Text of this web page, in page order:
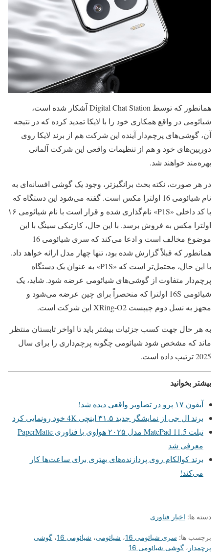
همانطور که توسط Digital Chat Station آشکار شده است،
شیائومی در واقع همکاری خود را با لایکا تمدید کرده که در نتیجه
آن، گوشی‌های پرچم‌دار آینده این شرکت هم از برند لایکا روی
دوربین‌های خود و هم از تنظیمات واقعی این شرکت آلمانی
بهره‌مند خواهند شد.
در هر صورت، نکته بحث‌ برانگیزتر، وجود یک گوشی افسانه‌ای به
نام شیائومی 16 اولترا مکس است. گفته می‌شود این دستگاه که
با کد داخلی «P1S» نام‌گذاری شده و قرار است با نام شیائومی ۱۶
اولترا مکس به فروش برسد. با این حال، کارتیکی سینگ با این
موضوع مخالف است و ادعا می‌کند که سری شیائومی 16
همانطور که قبلاً گزارش شده بود، تنها چهار مدل ارائه خواهد داد.
با این حال، محتمل‌تر است که «P1S» به عنوان یک دستگاه
پرچم‌دار متفاوت از گوشی‌های شیائومی عرضه شود. شاید، یک
شیائومی 16S اولترا که منحصراً برای چین عرضه می‌شود و
مجهز به نسل دوم چیپست XRing-O2 این شرکت است.
به هر حال جهت کسب جزئیات بیشتر باید تا اواخر تابستان منتظر
ماند که مشخص شود شیائومی چگونه پرچم‌داری را برای سال
2025 ترتیب داده است.
بیشتر بخوانید
آیفون ۱۷ پرو در تصاویر واقعی دیده شد!
برند ال جی از نمایشگر جدید ۳۱.۵ اینچی 4K خود رونمایی کرد
تبلت MatePad 11.5 مدل ۲۰۲۵ هواوی با فناوری PaperMatte
معرفی شد
برند کوالکام روی پردازنده‌های بهتری برای ساعت‌ها کار
می‌کند!
دسته ها: اخبار فناوری
برچسب ها: سری شیائومی 16 ، شیائومی، شیائومی 16 ، گوشی
پرچمدار ، گوشی شیائومی 16